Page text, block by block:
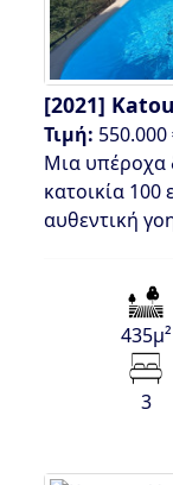
[2021]
Τιμή: 550.000
Μια υπέροχα
κατοικία
αυθεντική
435μ²
3